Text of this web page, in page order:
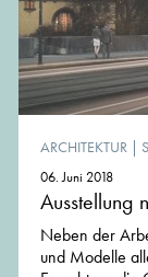
ARCHITEKTUR |
06. Juni 2018
Ausstellung
Neben der
und Modelle